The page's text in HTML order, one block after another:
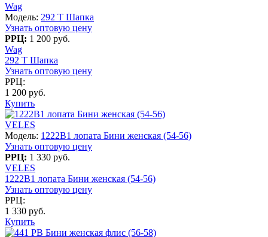
Wag
Модель: 292 T Шапка
Узнать оптовую цену
РРЦ: 1 200 руб.
Wag
292 T Шапка
Узнать оптовую цену
РРЦ:
1 200 руб.
Купить
VELES
Модель: 1222В1 лопата Бини женская (54-56)
Узнать оптовую цену
РРЦ: 1 330 руб.
VELES
1222В1 лопата Бини женская (54-56)
Узнать оптовую цену
РРЦ:
1 330 руб.
Купить